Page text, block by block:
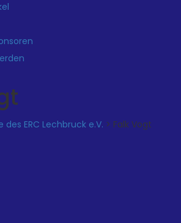
ERC Lechbruck e.V. > Falk Vogt